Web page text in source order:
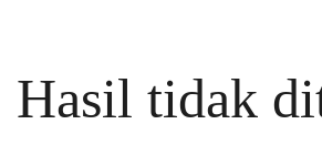
Hasil tidak